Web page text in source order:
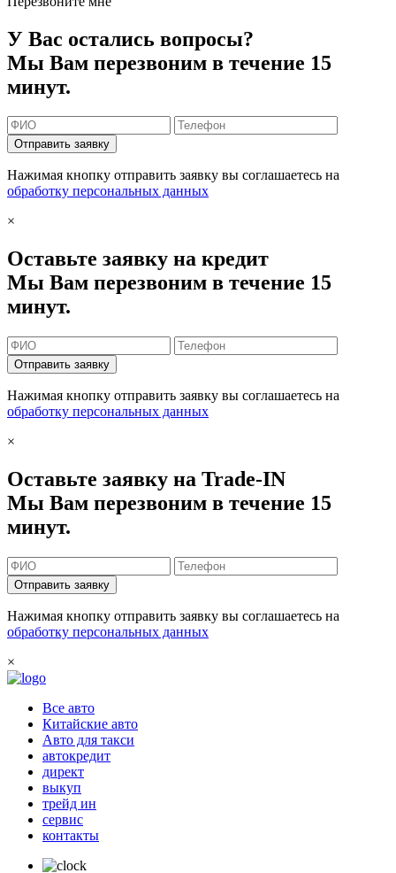
У Вас остались вопросы?
Мы Вам перезвоним в течение 15
минут.
Отправить заявку
Нажимая кнопку отправить заявку вы соглашаетесь на
обработку персональных данных
×
Оставьте заявку на кредит
Мы Вам перезвоним в течение 15
минут.
Отправить заявку
Нажимая кнопку отправить заявку вы соглашаетесь на
обработку персональных данных
×
Оставьте заявку на Trade-IN
Мы Вам перезвоним в течение 15
минут.
Отправить заявку
Нажимая кнопку отправить заявку вы соглашаетесь на
обработку персональных данных
×
Все авто
Китайские авто
Авто для такси
автокредит
директ
выкуп
трейд ин
сервис
контакты